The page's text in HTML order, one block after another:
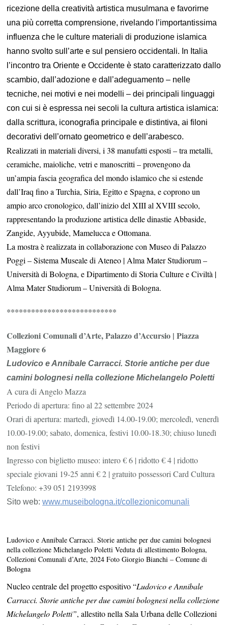
ricezione della creatività artistica musulmana e favorirne
una più corretta comprensione, rivelando l’importantissima
influenza che le culture materiali di produzione islamica
hanno svolto sull’arte e sul pensiero occidentali. In Italia
l’incontro tra Oriente e Occidente è stato caratterizzato dallo
scambio, dall’adozione e dall’adeguamento – nelle
tecniche, nei motivi e nei modelli – dei principali linguaggi
con cui si è espressa nei secoli la cultura artistica islamica:
dalla scrittura, iconografia principale e distintiva, ai filoni
decorativi dell’ornato geometrico e dell’arabesco.
Realizzati in materiali diversi, i 38 manufatti esposti – tra metalli,
ceramiche, maioliche, vetri e manoscritti – provengono da
un’ampia fascia geografica del mondo islamico che si estende
dall’Iraq fino a Turchia, Siria, Egitto e Spagna, e coprono un
ampio arco cronologico, dall’inizio del XIII al XVIII secolo,
rappresentando la produzione artistica delle dinastie Abbaside,
Zangide, Ayyubide, Mamelucca e Ottomana.
La mostra è realizzata in collaborazione con Museo di Palazzo
Poggi – Sistema Museale di Ateneo | Alma Mater Studiorum –
Università di Bologna, e Dipartimento di Storia Culture e Civiltà |
Alma Mater Studiorum – Università di Bologna.
***************************
Collezioni Comunali d’Arte, Palazzo d’Accursio | Piazza
Maggiore 6
Ludovico e Annibale Carracci.Storie antiche per due
camini bolognesi nella collezione Michelangelo Poletti
A cura di Angelo Mazza
Periodo di apertura: fino al 22 settembre 2024
Orari di apertura: martedì, giovedì 14.00-19.00; mercoledì, venerdì
10.00-19.00; sabato, domenica, festivi 10.00-18.30; chiuso lunedì
non festivi
Ingresso con biglietto museo: intero € 6 | ridotto € 4 | ridotto
speciale giovani 19-25 anni € 2 | gratuito possessori Card Cultura
Telefono: +39 051 2193998
Sito web:www.museibologna.it/collezionicomunali
Ludovico e Annibale Carracci. Storie antiche per due camini bolognesi
nella collezione Michelangelo Poletti Veduta di allestimento Bologna,
Collezioni Comunali d’Arte, 2024 Foto Giorgio Bianchi – Comune di
Bologna
Nucleo centrale del progetto espositivo “Ludovico e Annibale
Carracci. Storie antiche per due camini bolognesi nella collezione
Michelangelo Poletti”, allestito nella Sala Urbana delle Collezioni